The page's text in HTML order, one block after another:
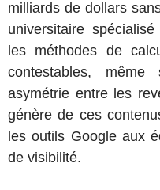
milliards de dollars
universitaire
les méthodes de
contestables,
asymétrie entre les
génère de ces
les outils Google aux
de visibilité.